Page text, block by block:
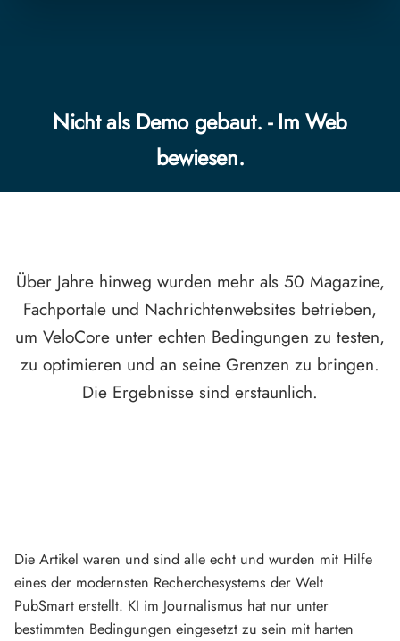
Nicht als Demo gebaut. - Im Web
bewiesen.
Über Jahre hinweg wurden mehr als 50 Magazine,
Fachportale und Nachrichtenwebsites betrieben,
um VeloCore unter echten Bedingungen zu testen,
zu optimieren und an seine Grenzen zu bringen.
Die Ergebnisse sind erstaunlich.
Die Artikel waren und sind alle echt und wurden mit Hilfe
eines der modernsten Recherchesystems der Welt
PubSmart erstellt. KI im Journalismus hat nur unter
bestimmten Bedingungen eingesetzt zu sein mit harten